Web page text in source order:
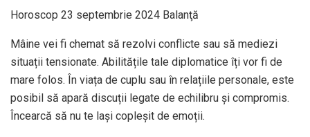
Horoscop 23 septembrie 2024 Balanţă
Mâine vei fi chemat să rezolvi conflicte sau să mediezi
situații tensionate. Abilitățile tale diplomatice îți vor fi de
mare folos. În viața de cuplu sau în relațiile personale, este
posibil să apară discuții legate de echilibru și compromis.
Încearcă să nu te lași copleșit de emoții.